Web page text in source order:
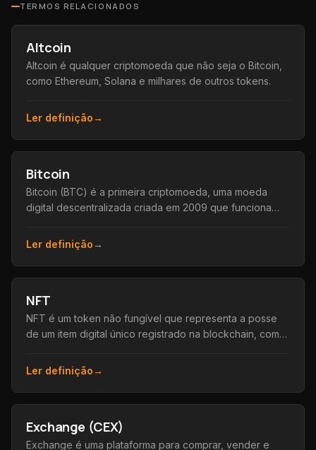
TERMOS RELACIONADOS
Altcoin
Altcoin é qualquer criptomoeda que não seja o Bitcoin,
como Ethereum, Solana e milhares de outros tokens.
Ler definição→
Bitcoin
Bitcoin (BTC) é a primeira criptomoeda, uma moeda
digital descentralizada criada em 2009 que funciona
Ler definição→
NFT
NFT é um token não fungível que representa a posse
de um item digital único registrado na blockchain, como
Ler definição→
Exchange (CEX)
Exchange é uma plataforma para comprar, vender e